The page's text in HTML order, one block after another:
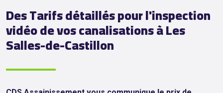
Des Tarifs détaillés pour l'inspection
vidéo de vos canalisations à Les
Salles-de-Castillon